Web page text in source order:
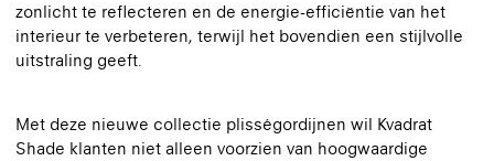
zonlicht te reflecteren en de energie-efficiëntie van het
interieur te verbeteren, terwijl het bovendien een stijlvolle
uitstraling geeft.
Met deze nieuwe collectie plisségordijnen wil Kvadrat
Shade klanten niet alleen voorzien van hoogwaardige